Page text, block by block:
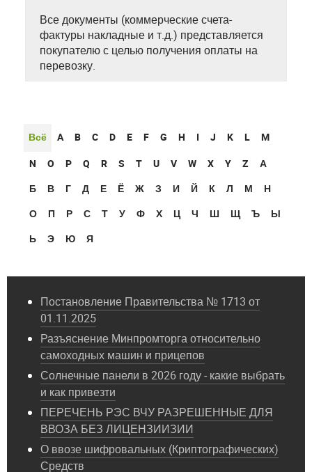
Все документы (коммерческие счета-
фактуры накладные и т.д.) представляется
покупателю с целью получения оплаты на
перевозку.
Всё A B C D E F G H I J K L
M
N
O P Q R S T U V W X Y Z
А
Б
В Г Д Е Ё Ж З И Й К Л М
Н
О
П Р С Т У Ф Х Ц Ч Ш Щ Ъ
Ы
Ь
Э Ю Я
Постановление Правительства № 1713 от
01.11.2025
Разъяснение Минпромторга относительно
самоходных машин и прицепов
Солнечные панели в 2026 году - какие выбрать
и как привезти
ПЕРЕЧЕНЬ РЭС ВЧУ РАЗРЕШЕННЫЕ ДЛЯ
ВВОЗА БЕЗ ЛИЦЕНЗИИЗИИ
О ввозе шифровальных (Криптографических)
Средств